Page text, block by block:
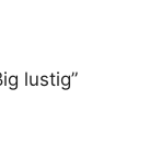
lustig”